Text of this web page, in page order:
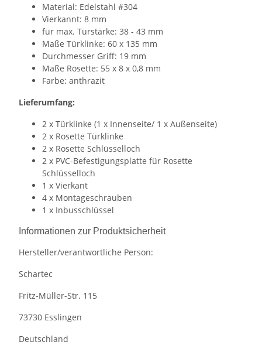
Material: Edelstahl #304
Vierkannt: 8 mm
für max. Türstärke: 38 - 43 mm
Maße Türklinke: 60 x 135 mm
Durchmesser Griff: 19 mm
Maße Rosette: 55 x 8 x 0,8 mm
Farbe: anthrazit
Lieferumfang:
2 x Türklinke (1 x Innenseite/ 1 x Außenseite)
2 x Rosette Türklinke
2 x Rosette Schlüsselloch
2 x PVC-Befestigungsplatte für Rosette
Schlüsselloch
1 x Vierkant
4 x Montageschrauben
1 x Inbusschlüssel
Informationen zur Produktsicherheit
Hersteller/verantwortliche Person:
Schartec
Fritz-Müller-Str. 115
73730 Esslingen
Deutschland